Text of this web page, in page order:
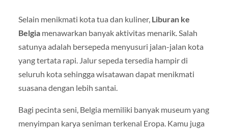
Selain menikmati kota tua dan kuliner, Liburan ke
Belgiamenawarkan banyak aktivitas menarik. Salah
satunya adalah bersepeda menyusuri jalan-jalan kota
yang tertata rapi. Jalur sepeda tersedia hampir di
seluruh kota sehingga wisatawan dapat menikmati
suasana dengan lebih santai.
Bagi pecinta seni, Belgia memiliki banyak museum yang
menyimpan karya seniman terkenal Eropa. Kamu juga